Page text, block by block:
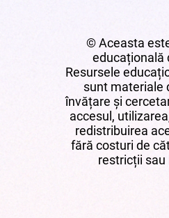
© Aceasta
educațională
Resursele
sunt materiale
învățare și
accesul,
redistribuirea
fără costuri de
restricții sau